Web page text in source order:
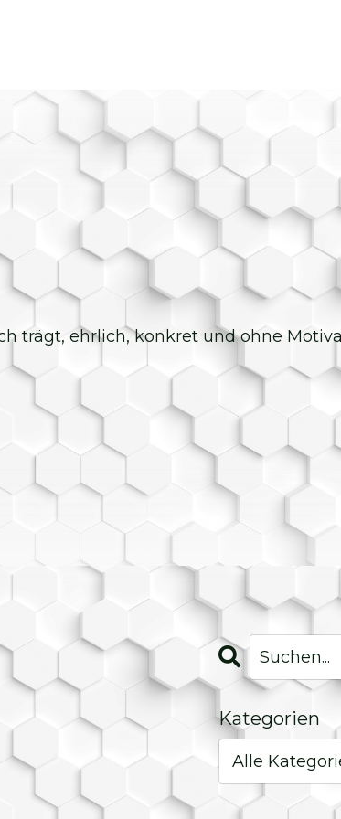
trägt, ehrlich, konkret und ohne
Kategorien